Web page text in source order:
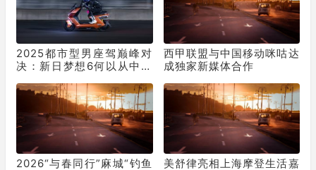
2025都市型男座驾巅峰对
决：新日梦想6何以从中突
西甲联盟与中国移动咪咕达
成独家新媒体合作
2026“与春同行”麻城“钓鱼
美舒律亮相上海摩登生活嘉